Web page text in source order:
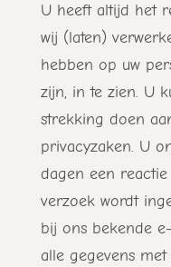
U heeft altijd het
wij (laten)
hebben op uw
zijn, in te zien. U
strekking doen
privacyzaken. U
dagen een
verzoek wordt
bij ons bekende
alle gegevens